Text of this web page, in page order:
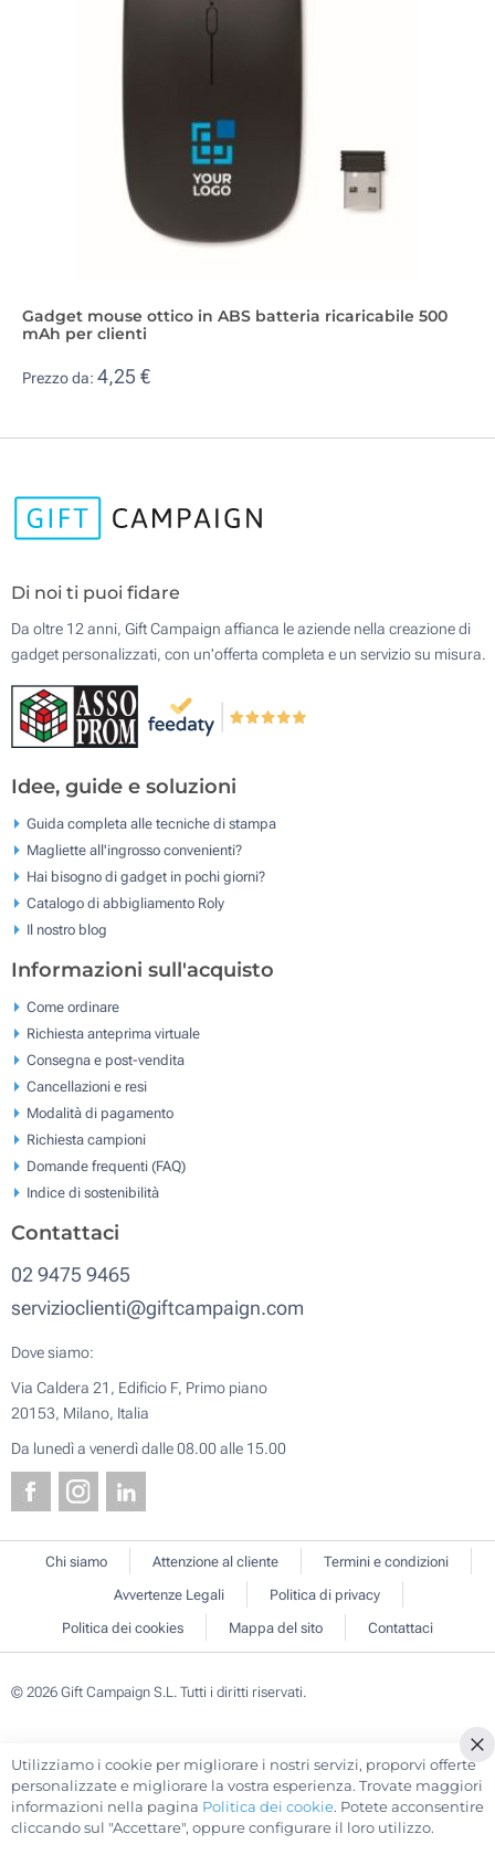
Gadget mouse ottico in ABS batteria ricaricabile 500
mAh per clienti
Prezzo da: 4,25 €
Di noi ti puoi fidare
Da oltre 12 anni, Gift Campaign affianca le aziende nella creazione di
gadget personalizzati, con un'offerta completa e un servizio su misura.
Idee, guide e soluzioni
Guida completa alle tecniche di stampa
Magliette all'ingrosso convenienti?
Hai bisogno di gadget in pochi giorni?
Catalogo di abbigliamento Roly
Il nostro blog
Informazioni sull'acquisto
Come ordinare
Richiesta anteprima virtuale
Consegna e post-vendita
Cancellazioni e resi
Modalità di pagamento
Richiesta campioni
Domande frequenti (FAQ)
Indice di sostenibilità
Contattaci
02 9475 9465
servizioclienti@giftcampaign.com
Dove siamo:
Via Caldera 21, Edificio F, Primo piano
20153, Milano, Italia
Da lunedì a venerdì dalle 08.00 alle 15.00
Chi siamo Attenzione al cliente
Termini e condizioni
Avvertenze Legali
Politica di privacy
Politica dei cookies
Mappa del sito Contattaci
© 2026 Gift Campaign S.L. Tutti i diritti riservati.
Utilizziamo i cookie per migliorare i nostri servizi, proporvi offerte
personalizzate e migliorare la vostra esperienza. Trovate maggiori
informazioni nella pagina Politica dei cookie. Potete acconsentire
cliccando sul "Accettare", oppure configurare il loro utilizzo.